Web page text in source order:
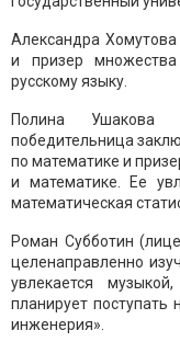
Александра
и призер
русскому языку.
Полина Ушакова
победительница
по математике и
и математике. Ее
математическая
Роман Субботин
целенаправленно
увлекается
планирует поступать
инженерия».